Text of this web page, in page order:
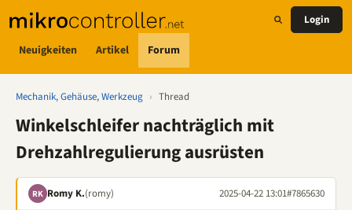
Neuigkeiten Artikel Forum
Login
Mechanik, Gehäuse, Werkzeug › Thread
Winkelschleifer nachträglich mit
Drehzahlregulierung ausrüsten
RK Romy K.(romy) 2025-04-22 13:01#7865630